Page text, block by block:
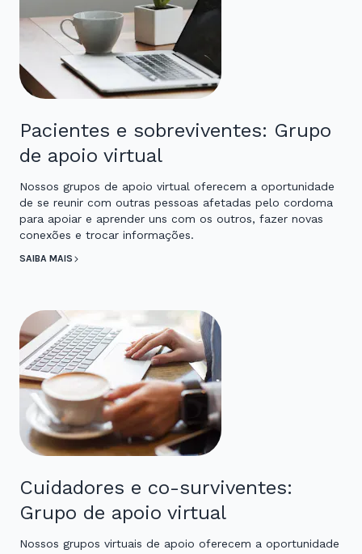
Pacientes e sobreviventes: Grupo
de apoio virtual
Nossos grupos de apoio virtual oferecem a oportunidade
de se reunir com outras pessoas afetadas pelo cordoma
para apoiar e aprender uns com os outros, fazer novas
conexões e trocar informações.
SAIBA MAIS
Cuidadores e co-surviventes:
Grupo de apoio virtual
Nossos grupos virtuais de apoio oferecem a oportunidade